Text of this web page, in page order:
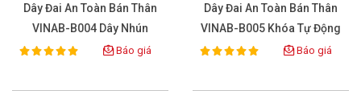
Dây Đai An Toàn Bán Thân
VINAB-B004 Dây Nhún
Rating:
100% Báo giá
Dây Đai An Toàn Bán Thân
VINAB-B005 Khóa Tự Động
Rating:
100% Báo giá